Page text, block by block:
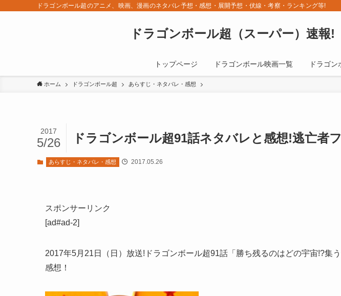
ドラゴンボール超のアニメ、映画、漫画のネタバレ予想・感想・展開予想・伏線・考察・ランキング等!
ドラゴンボール超（スーパー）速報!
トップページ ドラゴンボール映画一覧 ドラゴン
ホーム ドラゴンボール超 あらすじ・ネタバレ・感想
ドラゴンボール超91話ネタバレと感想!逃亡者
2017
5/26
あらすじ・ネタバレ・感想 2017.05.26
スポンサーリンク
[ad#ad-2]
2017年5月21日（日）放送!ドラゴンボール超91話「勝ち残るのはどの宇宙!?集
感想！